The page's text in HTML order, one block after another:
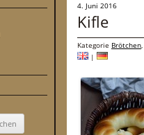
4. Juni 2016
Kifle
Kategorie Brötchen,
|